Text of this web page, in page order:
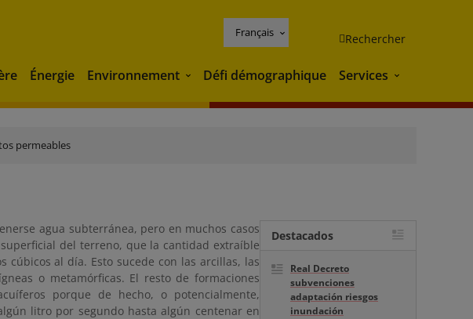
Français Rechercher
Énergie Environnement Environnement
Défi démographique Services Services
permeables
agua subterránea, pero en muchos casos
del terreno, que la cantidad extraíble
cúbicos al día. Esto sucede con las arcillas, las
o metamórficas. El resto de formaciones
porque de hecho, o potencialmente,
litro por segundo hasta algún centenar en
Destacados
Real Decreto
subvenciones
adaptación riesgos
inundación